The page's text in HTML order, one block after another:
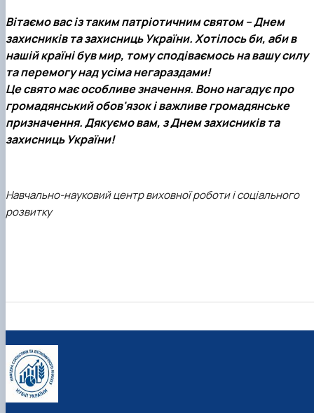
Вітаємо вас із таким патріотичним святом – Днем
захисників та захисниць України. Хотілось би, аби в
нашій країні був мир, тому сподіваємось на вашу силу
та перемогу над усіма негараздами!
Це свято має особливе значення. Воно нагадує про
громадянський обов'язок і важливе громадянське
призначення. Дякуємо вам, з Днем захисників та
захисниць України!
Навчально-науковий центр виховної роботи і соціального
розвитку